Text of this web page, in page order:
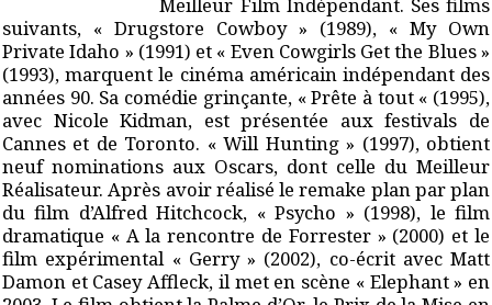
suivants, « Drugstore Cowboy » (1989), « My Own
Private Idaho » (1991) et « Even Cowgirls Get the Blues »
(1993), marquent le cinéma américain indépendant des
années 90. Sa comédie grinçante, « Prête à tout « (1995),
avec Nicole Kidman, est présentée aux festivals de
Cannes et de Toronto. « Will Hunting » (1997), obtient
neuf nominations aux Oscars, dont celle du Meilleur
Réalisateur. Après avoir réalisé le remake plan par plan
du film d’Alfred Hitchcock, « Psycho » (1998), le film
dramatique « A la rencontre de Forrester » (2000) et le
film expérimental « Gerry » (2002), co-écrit avec Matt
Damon et Casey Affleck, il met en scène « Elephant » en